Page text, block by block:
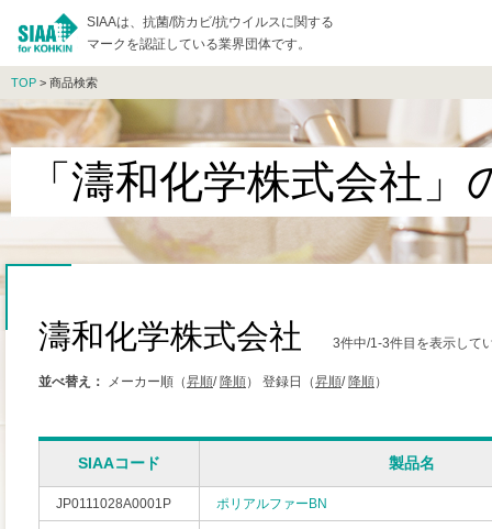
SIAAは、抗菌/防カビ/抗ウイルスに関する
マークを認証している業界団体です。
TOP > 商品検索
「濤和化学株式会社」
濤和化学株式会社 3件中/1-3件目を表示して
並べ替え： メーカー順（昇順/ 降順） 登録日（昇順/ 降順）
SIAAコード 製品名
JP0111028A0001P ポリアルファーBN